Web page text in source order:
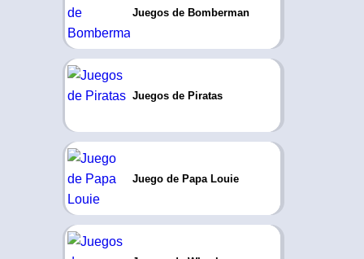
Juegos de Bomberman
Juegos de Piratas
Juego de Papa Louie